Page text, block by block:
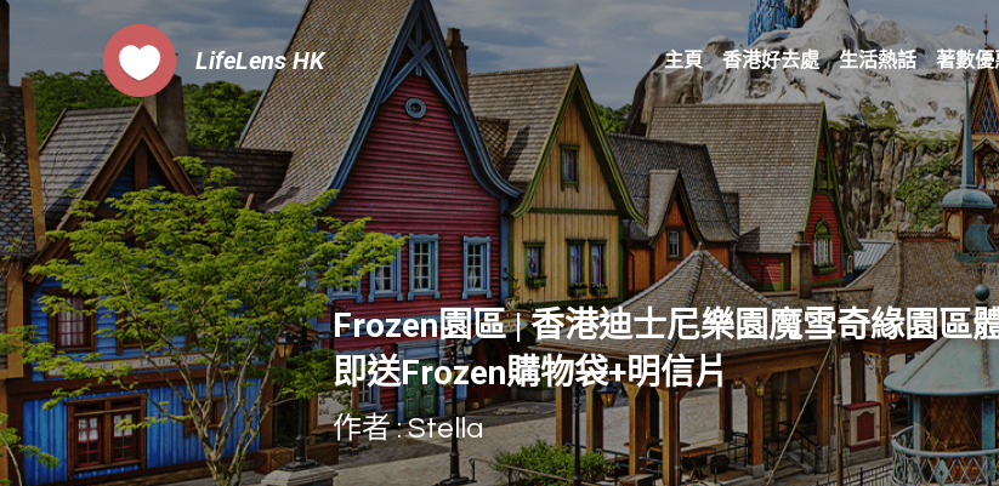
LifeLens HK 主頁 香港好去處 生活熱話 著數優
Frozen園區 | 香港迪士尼樂園魔雪奇緣園區
即送Frozen購物袋+明信片
作者 : Stella